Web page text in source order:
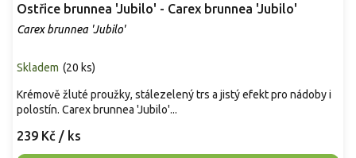
Ostřice brunnea 'Jubilo' - Carex brunnea 'Jubilo'
Carex brunnea 'Jubilo'
Skladem (20 ks)
239 Kč / ks
Krémově žluté proužky, stálezelený trs a jistý efekt pro nádoby i
polostín. Carex brunnea 'Jubilo'...